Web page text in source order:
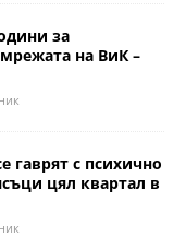
за
на ВиК –
гаврят с психично
цял квартал в